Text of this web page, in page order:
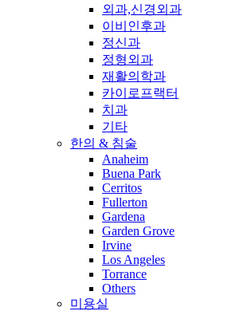
외과,신경외과
이비인후과
정신과
정형외과
재활의학과
카이로프랙터
치과
기타
한의 & 침술
Anaheim
Buena Park
Cerritos
Fullerton
Gardena
Garden Grove
Irvine
Los Angeles
Torrance
Others
미용실